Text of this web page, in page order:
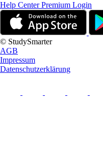
Help CenterPremium Login
© StudySmarter
AGB
Impressum
Datenschutzerklärung